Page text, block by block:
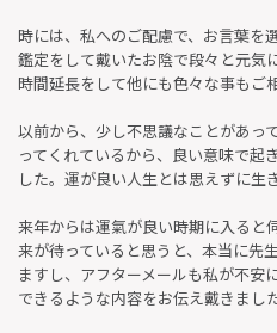
時には、私へのご配慮で、お言葉を
鑑定をして戴いたお陰で段々と元気
時間延長をして他にも色々な事もご
以前から、少し不思議なことがあっ
ってくれているから、良い意味で起
した。運が良い人生とは思えずに生
来年からは運氣が良い時期に入ると
来が待っていると思うと、本当に先
ますし、アフターメールも私が不安
できるような内容をお伝え戴きました